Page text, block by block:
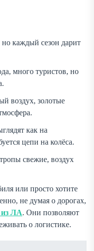
каждый сезон дарит
много туристов, но
воздух, золотые
как на
цепи на колёса.
свежие, воздух
или просто хотите
не думая о дорогах,
из ЛА. Они позволяют
о логистике.